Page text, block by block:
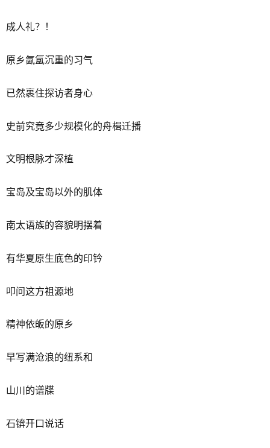
成人礼？！
原乡氤氲沉重的习气
已然裹住探访者身心
史前究竟多少规模化的舟楫迁播
文明根脉才深植
宝岛及宝岛以外的肌体
南太语族的容貌明摆着
有华夏原生底色的印钤
叩问这方祖源地
精神依皈的原乡
早写满沧浪的纽系和
山川的谱牒
石锛开口说话